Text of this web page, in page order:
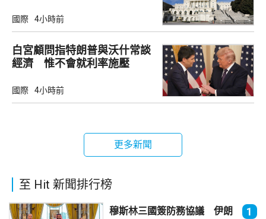
國際 4小時前
白宮顧問指特朗普與沃什常談
經濟 惟不會就利率施壓
國際 4小時前
更多新聞
至 Hit 新聞排行榜
穆斯林三國簽防務協議 伊朗
1